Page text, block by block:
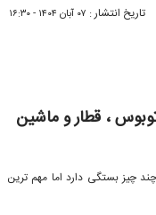
تاریخ انتشار : ۰۷ آبان ۱۴۰۴ - ۱۶:۳۰
، قطار و ماشین
چیز بستگی دارد اما مهم ترین